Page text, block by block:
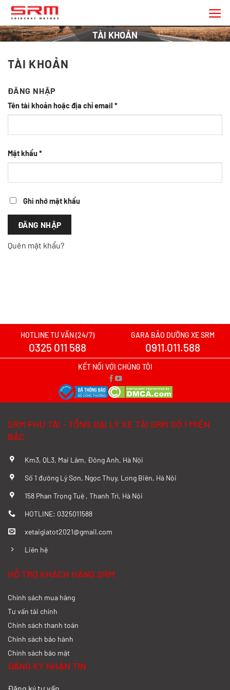
Chuyển
đến
nội
dung
TÀI KHOẢN
TÀI KHOẢN
ĐĂNG NHẬP
Tên tài khoản hoặc địa chỉ email *
Mật khẩu *
Ghi nhớ mật khẩu
ĐĂNG NHẬP
Quên mật khẩu?
HOTLINE TƯ VẤN (24/7)
0325 011 588
GARA BẢO DƯỠNG XE SRM
0911.011.588
KẾT NỐI VỚI CHÚNG TÔI
SRM PHÚ TÀI - TỔNG ĐẠI LÝ XE TẢI SRM SỐ 1 MIỀN
BẮC
Km3, QL3, Mai Lâm, Đông Anh, Hà Nội
Số 1 đường Lý Sơn, Ngọc Thụy, Long Biên, Hà Nội
158 Phan Trọng Tuệ , Thanh Trì, Hà Nội
HOTLINE: 0325011588
xetaigiatot2021@gmail.com
Liên hệ
HỖ TRỢ KHÁCH HÀNG SRM
Chính sách mua hàng
Tư vấn tài chính
Chính sách thanh toán
Chính sách bảo hành
Chính sách bảo mật
ĐĂNG KÝ NHẬN TIN